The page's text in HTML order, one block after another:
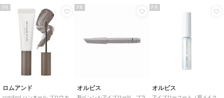
PR
ロムアンド
PR
オルビス
PR
オルビス